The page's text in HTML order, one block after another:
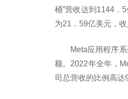
桶”营收达到1144．
为21．59亿美元，收
Meta应用程序
额。2022年全年，
司总营收的比例高达